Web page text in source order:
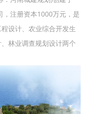
注册资本1000万元，是
设计、农业综合开发生
林业调查规划设计两个